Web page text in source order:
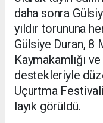
daha sonra
yıldır torununa
Gülsiye Duran, 8
Kaymakamlığı
destekleriyle
Uçurtma
layık görüldü.